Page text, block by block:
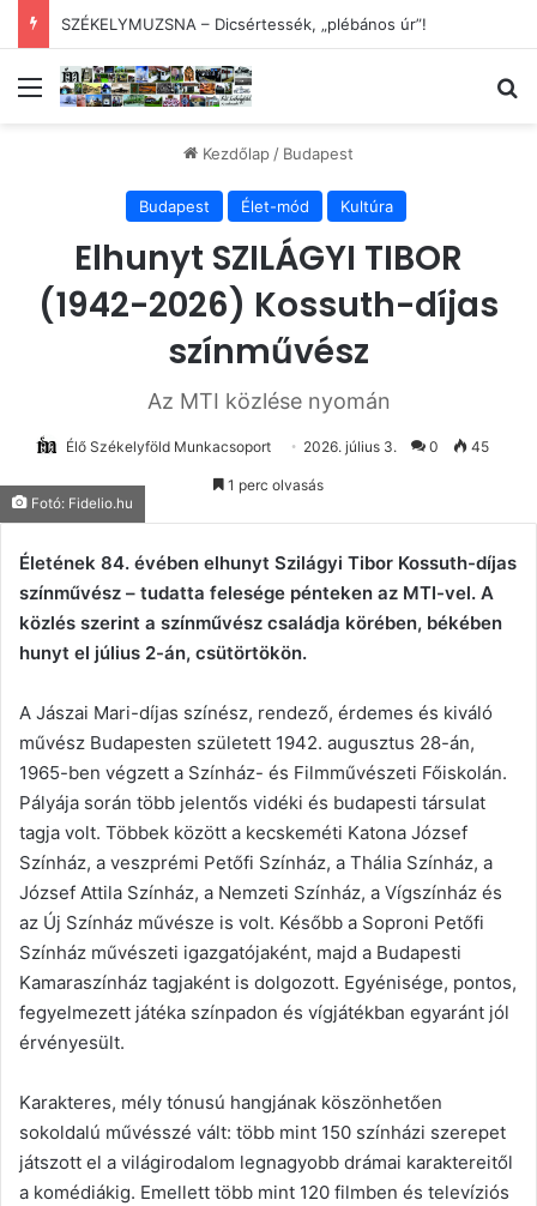
X. HOMORÓDMENTI NEMZETKÖZI FOTÓTÁBOR
Menü
Kezdőlap/ Budapest
Budapest Élet-mód Kultúra
Elhunyt SZILÁGYI TIBOR
(1942-2026) Kossuth-díjas
színművész
Az MTI közlése nyomán
Élő Székelyföld Munkacsoport 2026. július 3. 0 45
1 perc olvasás
Fotó: Fidelio.hu
Életének 84. évében elhunyt Szilágyi Tibor Kossuth-díjas
színművész – tudatta felesége pénteken az MTI-vel. A
közlés szerint a színművész családja körében, békében
hunyt el július 2-án, csütörtökön.
A Jászai Mari-díjas színész, rendező, érdemes és kiváló
művész Budapesten született 1942. augusztus 28-án,
1965-ben végzett a Színház- és Filmművészeti Főiskolán.
Pályája során több jelentős vidéki és budapesti társulat
tagja volt. Többek között a kecskeméti Katona József
Színház, a veszprémi Petőfi Színház, a Thália Színház, a
József Attila Színház, a Nemzeti Színház, a Vígszínház és
az Új Színház művésze is volt. Később a Soproni Petőfi
Színház művészeti igazgatójaként, majd a Budapesti
Kamaraszínház tagjaként is dolgozott. Egyénisége, pontos,
fegyelmezett játéka színpadon és vígjátékban egyaránt jól
érvényesült.
Karakteres, mély tónusú hangjának köszönhetően
sokoldalú művésszé vált: több mint 150 színházi szerepet
játszott el a világirodalom legnagyobb drámai karaktereitől
a komédiákig. Emellett több mint 120 filmben és televíziós